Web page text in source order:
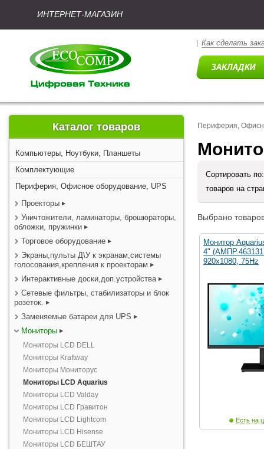
ИНТЕРНЕТ-МАГАЗИН
Как сделать
Каталог товаров
Компьютеры, Ноутбуки, Планшеты
Комплектующие
Периферия, Офисное оборудование, UPS
Проекторы
Уничтожители, ламинаторы, брошюраторы,
обложки, пружинки
Торговое оборудование
Экраны,пульты Д\У к экранам,системы
голосования,крепления к проекторам
Интерактивные доски,доп.устройства
Сетевые фильтры, стабилизаторы и блок
розеток.
Заменяемые батареи для UPS
Мониторы
Мониторы LCD DELL
Мониторы Kraftway
Мониторы Мониторус
Мониторы LCD Aquarius
Мониторы LCD Valday
Мониторы LCD Гравитон
Мониторы LCD Lightcom
Мониторы LCD Hisense
Мониторы LCD БЕШТАУ
Периферия,
Сортировать
товаров на
Выбрано
Монитор
4"
920x1080, 75Hz
Есть на